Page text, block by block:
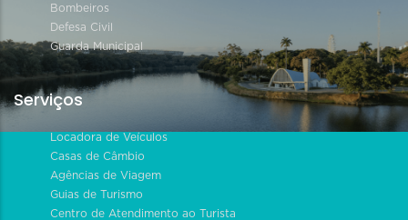
Bombeiros
Defesa Civil
Guarda Municipal
Serviços
Locadora de Veículos
Casas de Câmbio
Agências de Viagem
Guias de Turismo
Centro de Atendimento ao Turista